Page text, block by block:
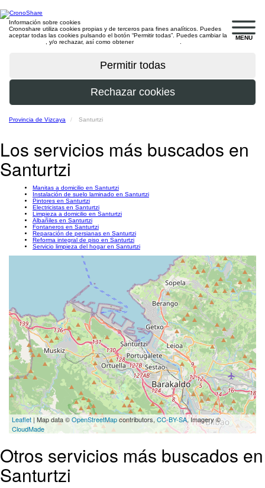
MENU
Información sobre cookies
Cronoshare utiliza cookies propias y de terceros para fines analíticos. Puedes
aceptar todas las cookies pulsando el botón “Permitir todas”. Puedes cambiar la
, y/o rechazar, así como obtener
Provincia de Vizcaya Santurtzi
Los servicios más buscados en
Santurtzi
Manitas a domicilio en Santurtzi
Instalación de suelo laminado en Santurtzi
Pintores en Santurtzi
Electricistas en Santurtzi
Limpieza a domicilio en Santurtzi
Albañiles en Santurtzi
Fontaneros en Santurtzi
Reparación de persianas en Santurtzi
Reforma integral de piso en Santurtzi
Servicio limpieza del hogar en Santurtzi
Leaflet | Map data ©OpenStreetMapcontributors, CC-BY-SA, Imagery ©
CloudMade
Otros servicios más buscados en
Santurtzi